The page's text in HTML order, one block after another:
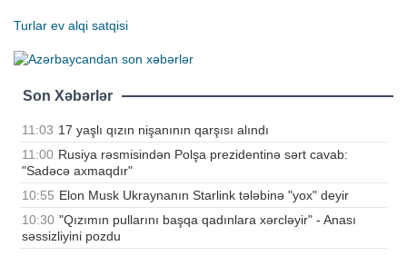
Turlar ev alqi satqisi
Son Xəbərlər
11:03 17 yaşlı qızın nişanının qarşısı alındı
11:00 Rusiya rəsmisindən Polşa prezidentinə sərt cavab:
"Sadəcə axmaqdır"
10:55 Elon Musk Ukraynanın Starlink tələbinə "yox" deyir
10:30 "Qızımın pullarını başqa qadınlara xərcləyir" - Anası
səssizliyini pozdu